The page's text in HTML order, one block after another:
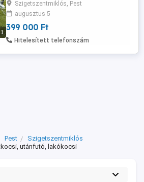
akciósan bruttó 427.900 Ft helyett bruttó
399.000 Ft Gyártó: Martz (lengyel) Gyári
garancia: 36 hónap Fék: nincs Plató belső
mérete: 201 x 106 x 30 cm Önsúly: 115 kg
Szigetszentmiklós, Pest
augusztus 5
399 000 Ft
Hitelesített telefonszám
Pest
Szigetszentmiklós
utánfutó, lakókocsi